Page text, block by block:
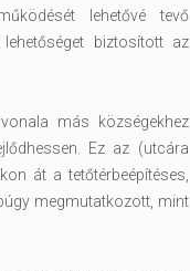
lehetővé tevő
biztosított az
más községekhez
Ez az (utcára
át a tetőtérbeépítéses,
megmutatkozott, mint